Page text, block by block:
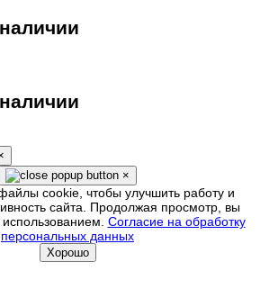
×
cookie, чтобы улучшить работу и
сайта. Продолжая просмотр, вы
Согласие на обработку
персональных данных
Хорошо